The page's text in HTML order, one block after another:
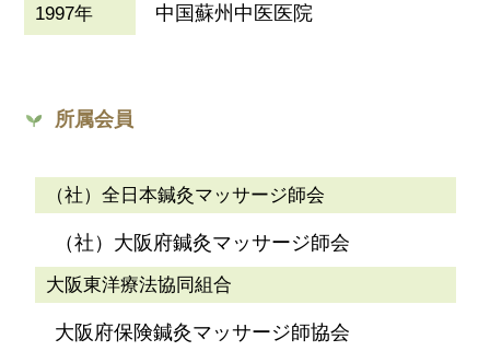
1997年 中国蘇州中医医院
所属会員
（社）全日本鍼灸マッサージ師会
（社）大阪府鍼灸マッサージ師会
大阪東洋療法協同組合
大阪府保険鍼灸マッサージ師協会